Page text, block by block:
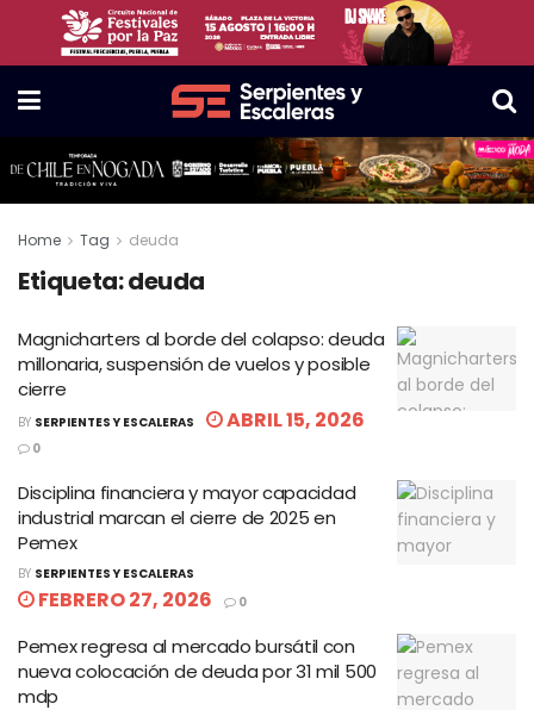
Home Tag deuda
Etiqueta:deuda
Magnicharters al borde del colapso: deuda
millonaria, suspensión de vuelos y posible
cierre
BY SERPIENTES Y ESCALERAS ABRIL 15, 2026
0
Disciplina financiera y mayor capacidad
industrial marcan el cierre de 2025 en
Pemex
BY SERPIENTES Y ESCALERAS
FEBRERO 27, 2026 0
Pemex regresa al mercado bursátil con
nueva colocación de deuda por 31 mil 500
mdp